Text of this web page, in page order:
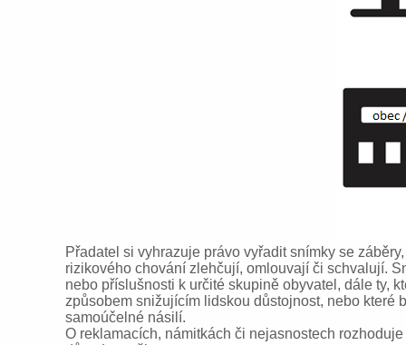
Přadatel si vyhrazuje právo vyřadit snímky se
rizikového chování zlehčují, omlouvají či schvalují.
nebo příslušnosti k určité skupině obyvatel, dále ty,
způsobem snižujícím lidskou důstojnost, nebo které
samoúčelné násilí.
O reklamacích, námitkách či nejasnostech